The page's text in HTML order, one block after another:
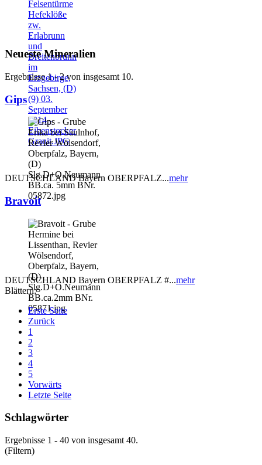
Neueste Mineralien
Ergebnisse 1 - 2 von insgesamt 10.
Gips
DEUTSCHLAND Bayern OBERPFALZ...mehr
Bravoit
DEUTSCHLAND Bayern OBERPFALZ #...mehr
Blättern:
Erste Seite
Zurück
1
2
3
4
5
Vorwärts
Letzte Seite
Schlagwörter
Ergebnisse 1 - 40 von insgesamt 40.
(Filtern)